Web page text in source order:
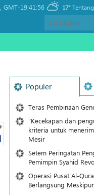
GMT-19:41:56 17°
Populer
Teras Pembinaan
"Kecekapan dan
kriteria untuk
Mesir
Setem Peringatan
Pemimpin Syahid
Operasi Pusat Al-
Berlangsung